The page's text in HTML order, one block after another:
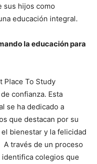
sus hijos como
educación integral.
la educación para
Place To Study
confianza. Esta
se ha dedicado a
que destacan por su
bienestar y la felicidad
A través de un proceso
identifica colegios que